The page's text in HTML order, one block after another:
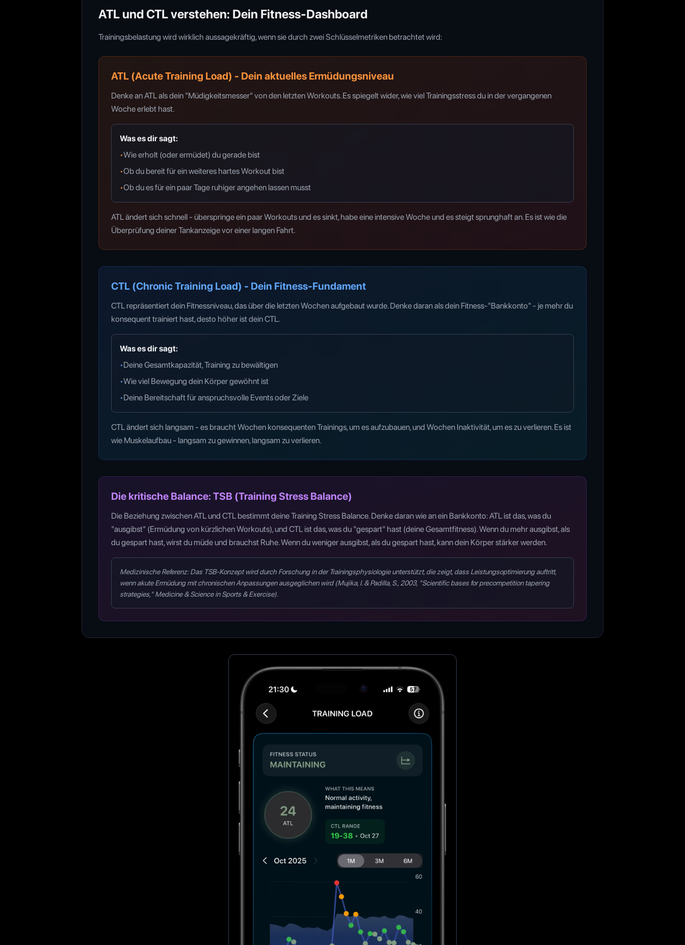
ATL und CTL verstehen: Dein Fitness-Dashboard
Trainingsbelastung wird wirklich aussagekräftig, wenn sie durch zwei Schlüsselmetriken betrachtet wird:
ATL (Acute Training Load) - Dein aktuelles Ermüdungsniveau
Denke an ATL als dein "Müdigkeitsmesser" von den letzten Workouts. Es spiegelt wider, wie viel Trainingsstress du in der vergangenen
Woche erlebt hast.
Was es dir sagt:
•Wie erholt (oder ermüdet) du gerade bist
•Ob du bereit für ein weiteres hartes Workout bist
•Ob du es für ein paar Tage ruhiger angehen lassen musst
ATL ändert sich schnell - überspringe ein paar Workouts und es sinkt, habe eine intensive Woche und es steigt sprunghaft an. Es ist wie die
Überprüfung deiner Tankanzeige vor einer langen Fahrt.
CTL (Chronic Training Load) - Dein Fitness-Fundament
CTL repräsentiert dein Fitnessniveau, das über die letzten Wochen aufgebaut wurde. Denke daran als dein Fitness-"Bankkonto" - je mehr du
konsequent trainiert hast, desto höher ist dein CTL.
Was es dir sagt:
•Deine Gesamtkapazität, Training zu bewältigen
•Wie viel Bewegung dein Körper gewöhnt ist
•Deine Bereitschaft für anspruchsvolle Events oder Ziele
CTL ändert sich langsam - es braucht Wochen konsequenten Trainings, um es aufzubauen, und Wochen Inaktivität, um es zu verlieren. Es ist
wie Muskelaufbau - langsam zu gewinnen, langsam zu verlieren.
Die kritische Balance: TSB (Training Stress Balance)
Die Beziehung zwischen ATL und CTL bestimmt deine Training Stress Balance. Denke daran wie an ein Bankkonto: ATL ist das, was du
"ausgibst" (Ermüdung von kürzlichen Workouts), und CTL ist das, was du "gespart" hast (deine Gesamtfitness). Wenn du mehr ausgibst, als
du gespart hast, wirst du müde und brauchst Ruhe. Wenn du weniger ausgibst, als du gespart hast, kann dein Körper stärker werden.
Medizinische Referenz: Das TSB-Konzept wird durch Forschung in der Trainingsphysiologie unterstützt, die zeigt, dass Leistungsoptimierung auftritt,
wenn akute Ermüdung mit chronischen Anpassungen ausgeglichen wird (Mujika, I. & Padilla, S., 2003, "Scientific bases for precompetition tapering
strategies," Medicine & Science in Sports & Exercise).